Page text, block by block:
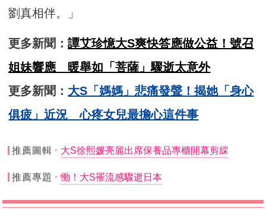
劉真相伴。」
更多新聞：譚艾珍憶大S爽快答應做公益！號召
姐妹響應 暖舉如「菩薩」驟逝太意外
更多新聞： 大S「媽媽」悲痛發聲！揭她「身心
俱疲」近況 心疼女兒最擔心這件事
推薦圖輯 大S徐熙媛亮麗出席保養品專櫃開幕剪綵
推薦專題 慟！大S罹流感驟逝日本